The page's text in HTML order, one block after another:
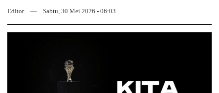
Editor Sabtu, 30 Mei 2026 - 06:03